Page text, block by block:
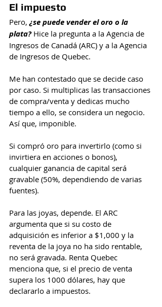
El impuesto
Pero, ¿se puede vender el oro o la
plata? Hice la pregunta a la Agencia de
Ingresos de Canadá (ARC) y a la Agencia
de Ingresos de Quebec.
Me han contestado que se decide caso
por caso. Si multiplicas las transacciones
de compra/venta y dedicas mucho
tiempo a ello, se considera un negocio.
Así que, imponible.
Si compró oro para invertirlo (como si
invirtiera en acciones o bonos),
cualquier ganancia de capital será
gravable (50%, dependiendo de varias
fuentes).
Para las joyas, depende. El ARC
argumenta que si su costo de
adquisición es inferior a $1,000 y la
reventa de la joya no ha sido rentable,
no será gravada. Renta Quebec
menciona que, si el precio de venta
supera los 1000 dólares, hay que
declararlo a impuestos.